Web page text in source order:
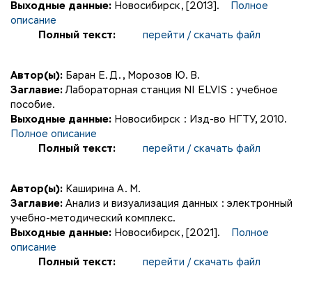
Выходные данные: Новосибирск, [2013].
Полное
описание
Полный текст:
перейти / скачать файл
Автор(ы): Баран Е. Д. , Морозов Ю. В.
Заглавие:Лабораторная станция NI ELVIS : учебное
пособие.
Выходные данные: Новосибирск : Изд-во НГТУ, 2010.
Полное описание
Полный текст:
перейти / скачать файл
Автор(ы): Каширина А. М.
Заглавие: Анализ и визуализация данных : электронный
учебно-методический комплекс.
Выходные данные: Новосибирск, [2021].
Полное
описание
Полный текст:
перейти / скачать файл